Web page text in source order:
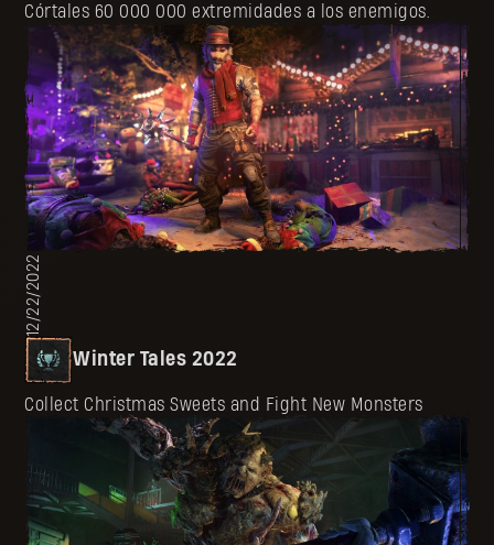
Córtales 60 000 000 extremidades a los enemigos.
12/22/2022
Winter Tales 2022
Collect Christmas Sweets and Fight New Monsters